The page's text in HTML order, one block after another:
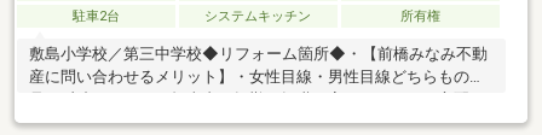
駐車2台
システムキッチン 所有権
敷島小学校／第三中学校◆リフォーム箇所◆・【前橋みなみ不動
産に問い合わせるメリット】・女性目線・男性目線どちらもの意
し◎・少数精鋭だから個人情報が多くの人に知られる心配なし